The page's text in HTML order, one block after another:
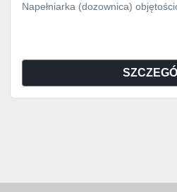
Napełniarka (dozownica)